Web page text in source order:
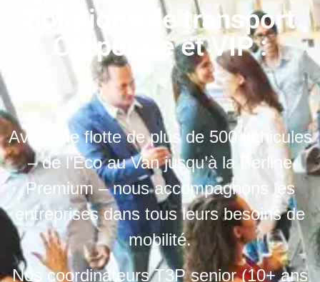
Solutions de transport
Corporate et VIP :
Avec une flotte de plus de 500 véhicules
– de l’Éco au Van jusqu’à la Berline
Premium – nous accompagnons les
entreprises dans tous leurs besoins de
mobilité.
Nos coordinateurs T3P senior (10+ ans